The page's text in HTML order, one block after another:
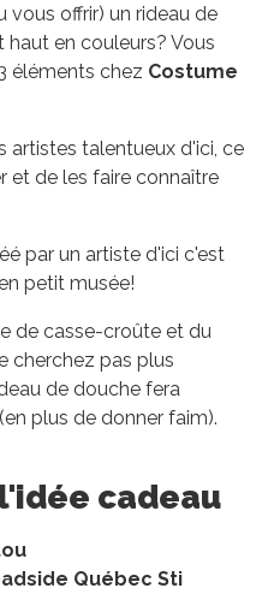
vous offrir) un rideau de
en couleurs? Vous
éléments chez Costume
artistes talentueux d'ici, ce
et de les faire connaître
par un artiste d'ici c'est
petit musée!
de casse-croûte et du
cherchez pas plus
de douche fera
plus de donner faim).
cadeau
Québec Sti